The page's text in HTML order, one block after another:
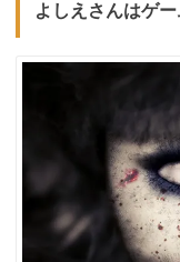
よしえさんはゲ